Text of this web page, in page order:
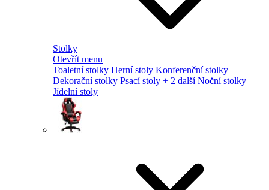
Stolky
Otevřít menu
Toaletní stolky Herní stoly Konferenční stolky
Dekorační stolky Psací stoly + 2 další Noční stolky
Jídelní stoly